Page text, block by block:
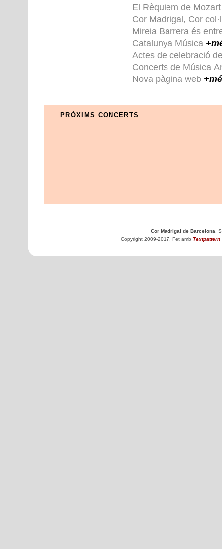
El Rèquiem de
Cor Madrigal, Cor
Mireia Barrera és
Catalunya Música
Actes de celebració
Concerts de Música
Nova pàgina web
PRÒXIMS CONCERTS
Cor Madrigal de Barcelona .
Copyright 2009-2017. Fet amb Textpattern